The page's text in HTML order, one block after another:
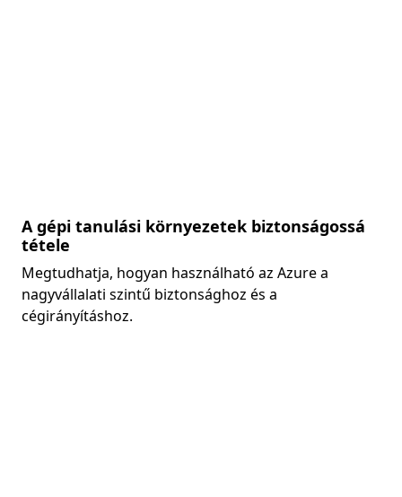
A gépi tanulási környezetek biztonságossá
tétele
Megtudhatja, hogyan használható az Azure a
nagyvállalati szintű biztonsághoz és a
cégirányításhoz.